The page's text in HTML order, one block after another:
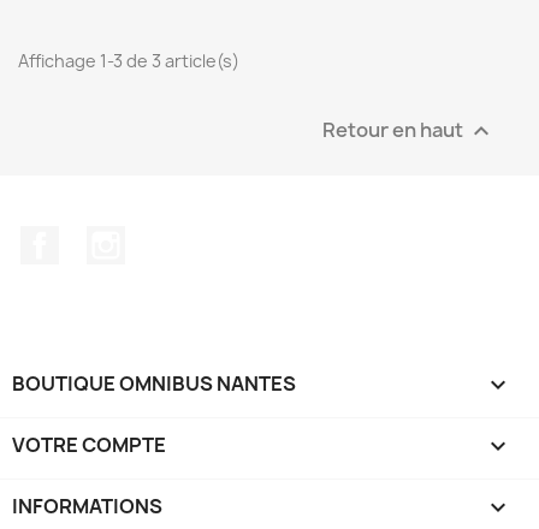
Affichage 1-3 de 3 article(s)
Retour en haut 
BOUTIQUE OMNIBUS NANTES 
VOTRE COMPTE 
INFORMATIONS keyboard_arrow_down